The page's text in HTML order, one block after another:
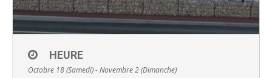
HEURE
Octobre 18 (Samedi) - Novembre 2 (Dimanche)